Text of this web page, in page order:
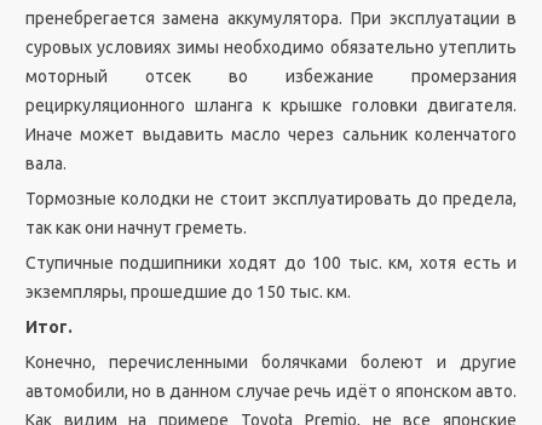
пренебрегается замена аккумулятора. При эксплуатации в
суровых условиях зимы необходимо обязательно утеплить
моторный отсек во избежание промерзания
рециркуляционного шланга к крышке головки двигателя.
Иначе может выдавить масло через сальник коленчатого
вала.
Тормозные колодки не стоит эксплуатировать до предела,
так как они начнут греметь.
Ступичные подшипники ходят до 100 тыс. км, хотя есть и
экземпляры, прошедшие до 150 тыс. км.
Итог.
Конечно, перечисленными болячками болеют и другие
автомобили, но в данном случае речь идёт о японском авто.
Как видим на примере Toyota Premio, не все японские